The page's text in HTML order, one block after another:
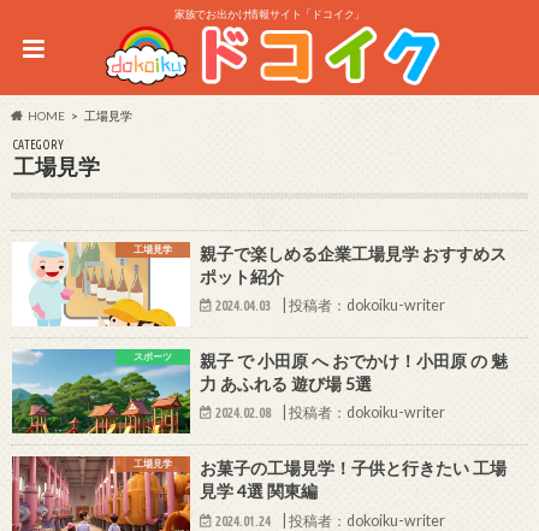
家族でお出かけ情報サイト「ドコイク」
HOME 工場見学
CATEGORY
工場見学
工場見学
親子で楽しめる企業工場見学 おすすめス
ポット紹介
2024.04.03 |投稿者：dokoiku-writer
スポーツ
親子 で 小田原 へ おでかけ！小田原 の 魅
力 あふれる 遊び場 5選
2024.02.08 |投稿者：dokoiku-writer
工場見学
お菓子の工場見学！子供と行きたい 工場
見学 4選 関東編
2024.01.24 |投稿者：dokoiku-writer